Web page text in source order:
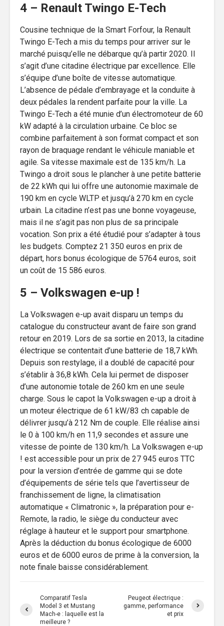
4 – Renault Twingo E-Tech
Cousine technique de la Smart Forfour, la Renault
Twingo E-Tech a mis du temps pour arriver sur le
marché puisqu’elle ne débarque qu’à partir 2020. Il
s’agit d’une citadine électrique par excellence. Elle
s’équipe d’une boîte de vitesse automatique.
L’absence de pédale d’embrayage et la conduite à
deux pédales la rendent parfaite pour la ville. La
Twingo E-Tech a été munie d’un électromoteur de 60
kW adapté à la circulation urbaine. Ce bloc se
combine parfaitement à son format compact et son
rayon de braquage rendant le véhicule maniable et
agile. Sa vitesse maximale est de 135 km/h. La
Twingo a droit sous le plancher à une petite batterie
de 22 kWh qui lui offre une autonomie maximale de
190 km en cycle WLTP et jusqu’à 270 km en cycle
urbain. La citadine n’est pas une bonne voyageuse,
mais il ne s’agit pas non plus de sa principale
vocation. Son prix a été étudié pour s’adapter à tous
les budgets. Comptez 21 350 euros en prix de
départ, hors bonus écologique de 5764 euros, soit
un coût de 15 586 euros.
5 – Volkswagen e-up !
La Volkswagen e-up avait disparu un temps du
catalogue du constructeur avant de faire son grand
retour en 2019. Lors de sa sortie en 2013, la citadine
électrique se contentait d’une batterie de 18,7 kWh.
Depuis son restylage, il a doublé de capacité pour
s’établir à 36,8 kWh. Cela lui permet de disposer
d’une autonomie totale de 260 km en une seule
charge. Sous le capot la Volkswagen e-up a droit à
un moteur électrique de 61 kW/83 ch capable de
délivrer jusqu’à 212 Nm de couple. Elle réalise ainsi
le 0 à 100 km/h en 11,9 secondes et assure une
vitesse de pointe de 130 km/h. La Volkswagen e-up
! est accessible pour un prix de 27 945 euros TTC
pour la version d’entrée de gamme qui se dote
d’équipements de série tels que l’avertisseur de
franchissement de ligne, la climatisation
automatique « Climatronic », la préparation pour e-
Remote, la radio, le siège du conducteur avec
réglage à hauteur et le support pour smartphone.
Après la déduction du bonus écologique de 6000
euros et de 6000 euros de prime à la conversion, la
note finale baisse considérablement.
Comparatif Tesla
Model 3 et Mustang
Mach-e : laquelle est la
meilleure ?
Peugeot électrique :
gamme, performance
et prix